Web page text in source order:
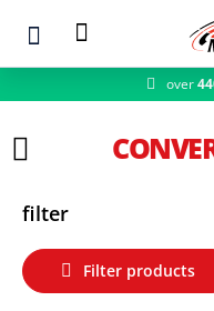
Zum Hauptinhalt over
filter
Filter products